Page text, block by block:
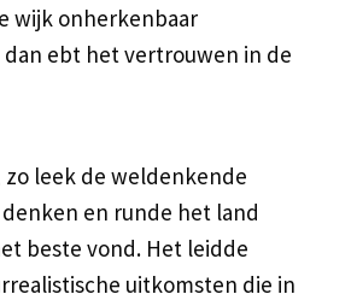
wijk onherkenbaar
ebt het vertrouwen in de
leek de weldenkende
en runde het land
beste vond. Het leidde
uitkomsten die in